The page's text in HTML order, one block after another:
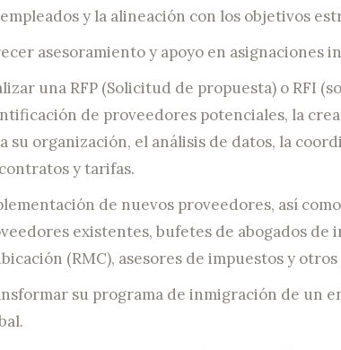
y la alineación con los objetivos
asesoramiento y apoyo en asignaciones
una RFP (Solicitud de propuesta) o RFI
de proveedores potenciales, la
su organización, el análisis de datos, la
y tarifas.
de nuevos proveedores, así
existentes, bufetes de abogados de
(RMC), asesores de impuestos y
su programa de inmigración de un